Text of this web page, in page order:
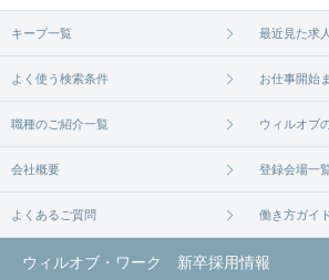
無料相談の登録はコチラから
キープ一覧 最近見た求人
よく使う検索条件 お仕事開始
職種のご紹介一覧 ウィルオブ
会社概要 登録会場一
よくあるご質問 働き方ガイ
ウィルオブ・ワーク 新卒採用情報